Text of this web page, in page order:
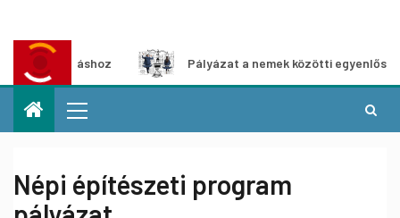
Pályázat a nemek közötti egyenlőség európai
Népi építészeti program